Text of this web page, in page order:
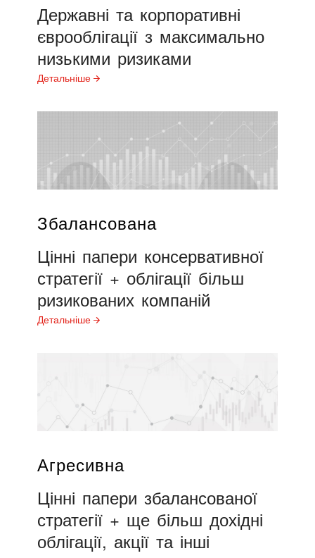
Державні та корпоративні
єврооблігації з максимально
низькими ризиками
Детальніше
Збалансована
Цінні папери консервативної
стратегії + облігації більш
ризикованих компаній
Детальніше
Агресивна
Цінні папери збалансованої
стратегії + ще більш дохідні
облігації, акції та інші